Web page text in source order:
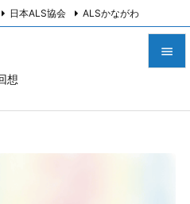
想

日本ALS協会 ALSかながわ